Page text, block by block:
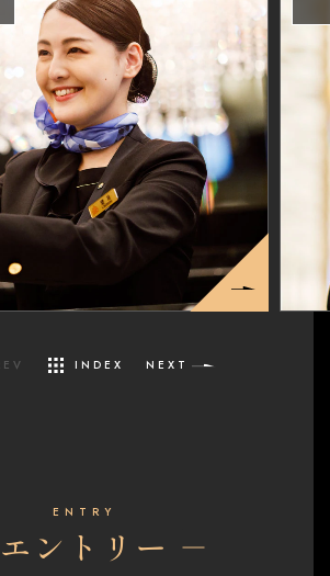
INDEX NEXT
ENTRY
エントリー